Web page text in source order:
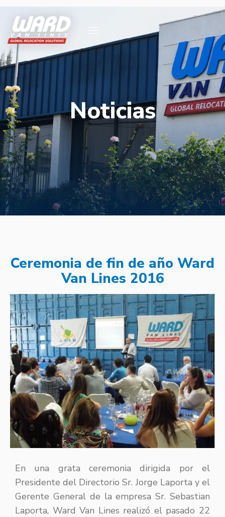
Noticias
Ceremonia de fin de año Ward
Van Lines 2016
En una grata ceremonia dirigida por el
Presidente del Directorio Sr. Jorge Laporta y el
Gerente General de la empresa Sr. Sebastian
Laporta, Ward Van Lines realizó el pasado 22